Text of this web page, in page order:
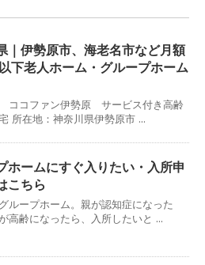
｜伊勢原市、海老名市など月額
下老人ホーム・グループホーム
ココファン伊勢原 サービス付き高齢
所在地：神奈川県伊勢原市 ...
ホームにすぐ入りたい・入所申
こちら
ループホーム。親が認知症になった
高齢になったら、入所したいと ...